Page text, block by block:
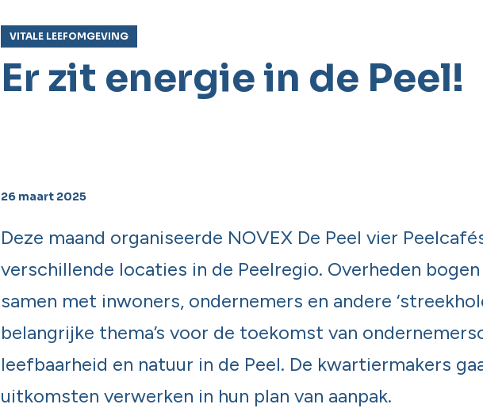
VITALE LEEFOMGEVING
Er zit energie in de Peel!
26 maart 2025
Deze maand organiseerde NOVEX De Peel vier
verschillende locaties in de Peelregio. Overheden
samen met inwoners, ondernemers en andere
belangrijke thema’s voor de toekomst van
leefbaarheid en natuur in de Peel. De kwartiermakers
uitkomsten verwerken in hun plan van aanpak.